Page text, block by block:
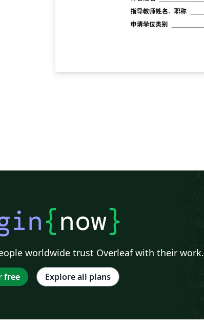
{now}
worldwide trust Overleaf with their work.
free Explore all plans